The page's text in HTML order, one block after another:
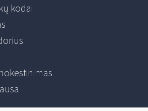
kodai